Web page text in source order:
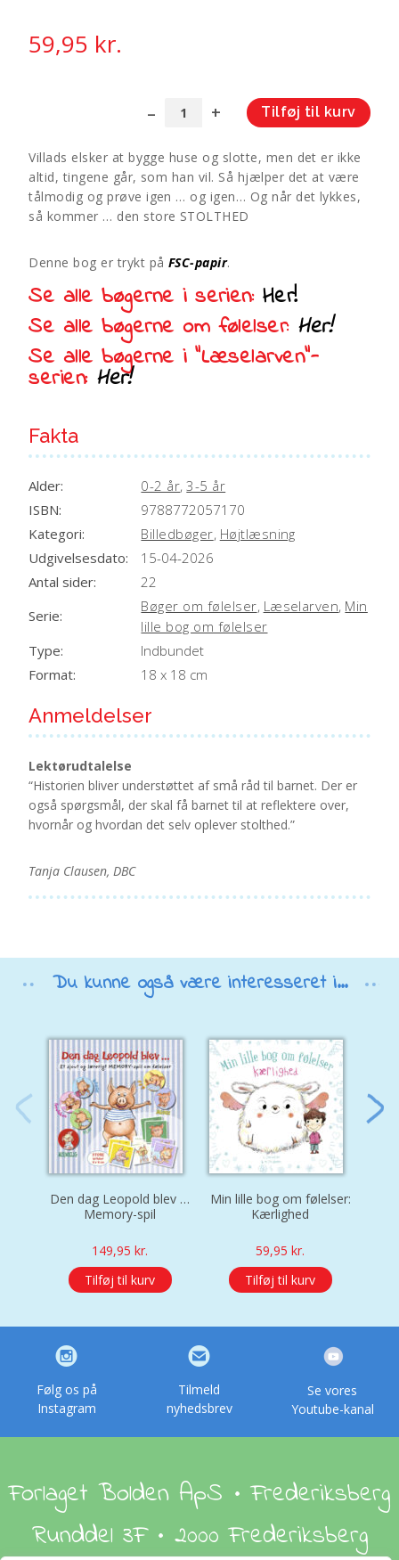
59,95 kr.
Min
bog
om
følelser:
Stolthed
Tilføj til kurv
A
Villads elsker at bygge huse og slotte, men det er ikke
altid, tingene går, som han vil. Så hjælper det at være
tålmodig og prøve igen … og igen… Og når det lykkes,
så kommer … den store STOLTHED
Denne bog er trykt på FSC-papir.
Se alle bøgerne i serien: Her!
Se alle bøgerne om følelser: Her!
Se alle bøgerne i “Læselarven”-
serien: Her!
Fakta
Alder: 0-2 år,3-5 år
ISBN:
9788772057170
Kategori:
Billedbøger, Højtlæsning
Udgivelsesdato:
15-04-2026
Antal sider:
22
Serie:
Bøger om følelser, Læselarven, Min
lille bog om følelser
Type:
Indbundet
Format:
18 x 18 cm
Anmeldelser
Lektørudtalelse
“Historien bliver understøttet af små råd til barnet. Der er
også spørgsmål, der skal få barnet til at reflektere over,
hvornår og hvordan det selv oplever stolthed.”
Tanja Clausen, DBC
Du kunne også være interesseret i...
Den dag Leopold blev …
Memory-spil
149,95kr.
Tilføj til kurv
Min lille bog om følelser:
Kærlighed
59,95kr.
Tilføj til kurv
Følg os på
Instagram
Tilmeld
nyhedsbrev
Se vores
Youtube-kanal
Forlaget Bolden ApS • Frederiksberg
Runddel 3F • 2000 Frederiksberg